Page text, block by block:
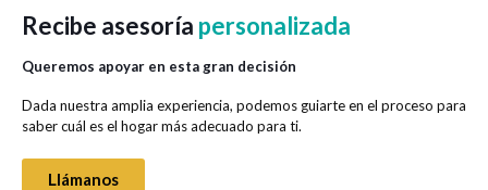
Recibe asesoría personalizada
Queremos apoyar en esta gran decisión
Dada nuestra amplia experiencia, podemos guiarte en el proceso para
saber cuál es el hogar más adecuado para ti.
Llámanos